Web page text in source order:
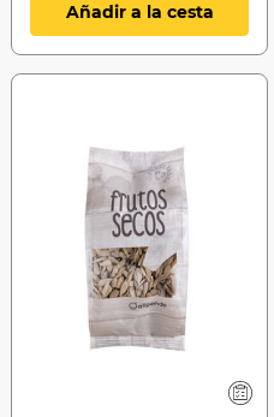
Añadir a la cesta